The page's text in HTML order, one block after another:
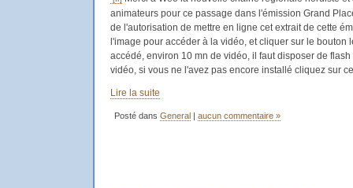
animateurs pour ce passage dans l'émission Grand
de l'autorisation de mettre en ligne cet extrait de cette
l'image pour accéder à la vidéo, et cliquer sur le bouton
accédé, environ 10 mn de vidéo, il faut disposer de
vidéo, si vous ne l'avez pas encore installé cliquez sur
Lire la suite
Posté dans General | aucun commentaire »